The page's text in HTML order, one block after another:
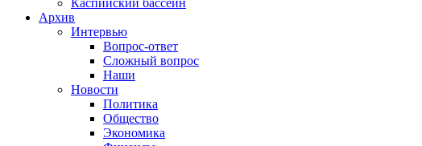
Каспийский бассейн
Архив
Интервью
Вопрос-ответ
Сложный вопрос
Наши
Новости
Политика
Общество
Экономика